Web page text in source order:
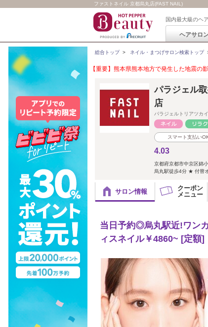
ファストネイル 京都烏丸店(FAST NAIL)
国内最大級のヘ
ヘアサロ
総合トップ> ネイル・まつげサロン検索トップ
【重要】熊本県熊本地方で発生した地震の
パラジェル
店
パラジェルトリアツカ
スマート支払い
4.03
京都府京都市中京区錦
烏丸駅徒歩4分 ★ 付替
サロン情報
クーポン
メニュー
当日予約◎烏丸駅近!ワン
ィスネイル￥4860~ [定額]